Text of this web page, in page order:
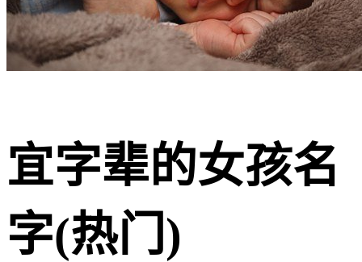
宜字辈的女孩名
字(热门)